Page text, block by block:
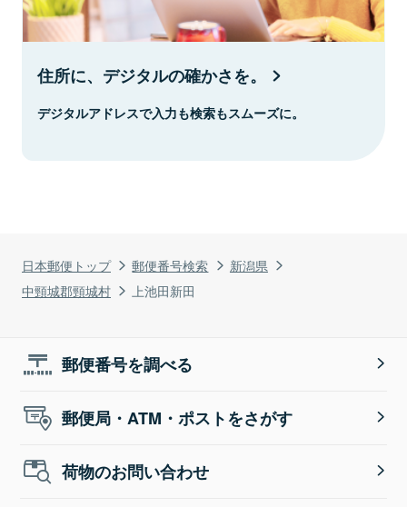
日本郵便トップ 郵便番号検索
新潟県
中頸城郡頸城村
上池田新田
住所に、デジタルの確かさを。
デジタルアドレスで入力も検索もスムーズに。
郵便番号を調べる
郵便局・ATM・ポストをさがす
荷物のお問い合わせ